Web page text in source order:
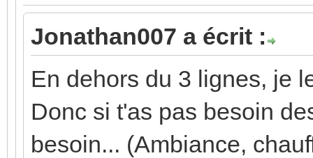
Jonathan007 a écrit :
En dehors du 3 lignes, je
Donc si t'as pas besoin
besoin... (Ambiance,